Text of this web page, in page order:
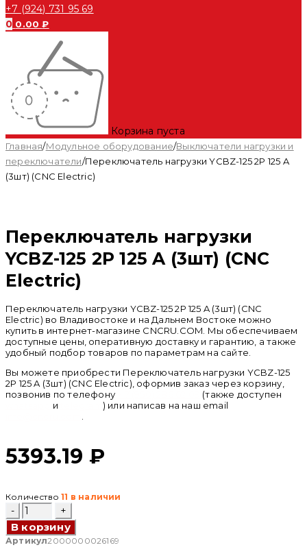
+7 (924) 731 95 69
0 0.00₽
Корзина пуста
Главная/Модульное оборудование/Выключатели нагрузки и
переключатели/Переключатель нагрузки YCBZ-125 2P 125 A
(3шт) (CNC Electric)
Переключатель нагрузки
YCBZ-125 2P 125 A (3шт) (CNC
Electric)
Переключатель нагрузки YCBZ-125 2P 125 A (3шт) (CNC
Electric) во Владивостоке и на Дальнем Востоке можно
купить в интернет-магазине CNCRU.COM. Мы обеспечиваем
доступные цены, оперативную доставку и гарантию, а также
удобный подбор товаров по параметрам на сайте.
Вы можете приобрести Переключатель нагрузки YCBZ-125
2P 125 A (3шт) (CNC Electric), оформив заказ через корзину,
позвонив по телефону
(также доступен
и
) или написав на наш email
5393.19 ₽
Количество 11 в наличии
Количество
товара
Переключатель
нагрузки
В корзину
Артикул2000000026169